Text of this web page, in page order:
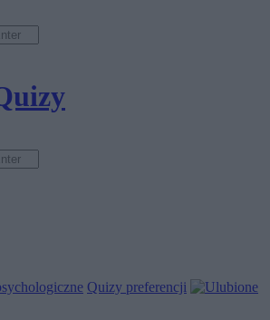
Quizy preferencji